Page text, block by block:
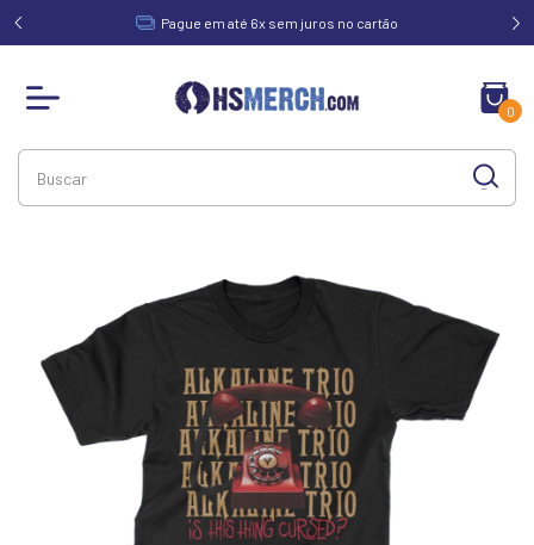
de Pague em até 6x sem juros no cartão
0